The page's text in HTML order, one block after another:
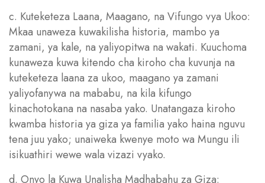
c. Kuteketeza Laana, Maagano, na Vifungo vya Ukoo:
Mkaa unaweza kuwakilisha historia, mambo ya
zamani, ya kale, na yaliyopitwa na wakati. Kuuchoma
kunaweza kuwa kitendo cha kiroho cha kuvunja na
kuteketeza laana za ukoo, maagano ya zamani
yaliyofanywa na mababu, na kila kifungo
kinachotokana na nasaba yako. Unatangaza kiroho
kwamba historia ya giza ya familia yako haina nguvu
tena juu yako; unaiweka kwenye moto wa Mungu ili
isikuathiri wewe wala vizazi vyako.
d. Onyo la Kuwa Unalisha Madhabahu za Giza: